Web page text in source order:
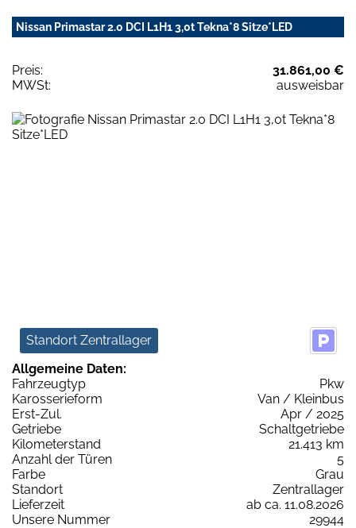
Nissan Primastar 2.0 DCI L1H1 3,0t Tekna*8 Sitze*LED
Preis:
31.861,00 €
MWSt:
ausweisbar
Standort Zentrallager
Allgemeine Daten:
Fahrzeugtyp
Pkw
Karosserieform
Van / Kleinbus
Erst-Zul.
Apr / 2025
Getriebe
Schaltgetriebe
Kilometerstand
21.413 km
Anzahl der Türen
5
Farbe
Grau
Standort
Zentrallager
Lieferzeit
ab ca. 11.08.2026
Unsere Nummer
29944